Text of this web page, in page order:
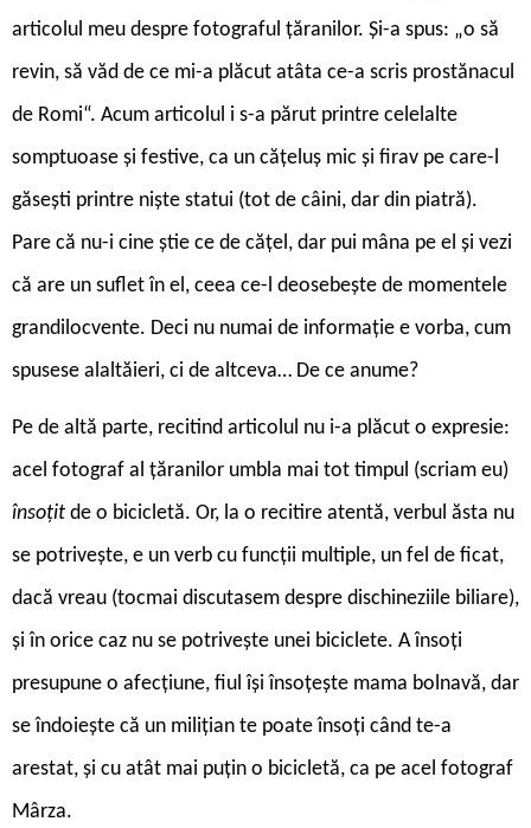
articolul meu despre fotograful țăranilor. Și-a spus: „o să
revin, să văd de ce mi-a plăcut atâta ce-a scris prostănacul
de Romi“. Acum articolul i s-a părut printre celelalte
somptuoase și festive, ca un cățeluș mic și firav pe care-l
găsești printre niște statui (tot de câini, dar din piatră).
Pare că nu-i cine știe ce de cățel, dar pui mâna pe el și vezi
că are un suflet în el, ceea ce-l deosebește de momentele
grandilocvente. Deci nu numai de informație e vorba, cum
spusese alaltăieri, ci de altceva… De ce anume?
Pe de altă parte, recitind articolul nu i-a plăcut o expresie:
acel fotograf al țăranilor umbla mai tot timpul (scriam eu)
însoțit de o bicicletă. Or, la o recitire atentă, verbul ăsta nu
se potrivește, e un verb cu funcții multiple, un fel de ficat,
dacă vreau (tocmai discutasem despre dischineziile biliare),
și în orice caz nu se potrivește unei biciclete. A însoți
presupune o afecțiune, fiul își însoțește mama bolnavă, dar
se îndoiește că un milițian te poate însoți când te-a
arestat, și cu atât mai puțin o bicicletă, ca pe acel fotograf
Mârza.